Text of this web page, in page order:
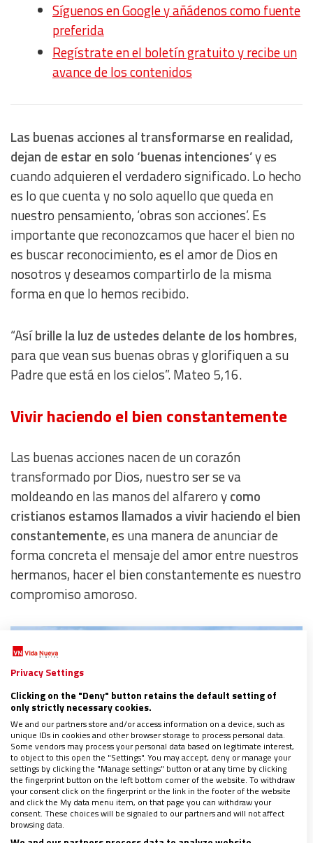
Síguenos en Google y añádenos como fuente
preferida
Regístrate en el boletín gratuito y recibe un
avance de los contenidos
Las buenas acciones al transformarse en realidad,
dejan de estar en solo ‘buenas intenciones’y es
cuando adquieren el verdadero significado. Lo hecho
es lo que cuenta y no solo aquello que queda en
nuestro pensamiento, ‘obras son acciones’. Es
importante que reconozcamos que hacer el bien no
es buscar reconocimiento, es el amor de Dios en
nosotros y deseamos compartirlo de la misma
forma en que lo hemos recibido.
“Asíbrille la luz de ustedes delante de los hombres,
para que vean sus buenas obras y glorifiquen a su
Padre que está en los cielos”. Mateo 5,16.
Vivir haciendo el bien constantemente
Las buenas acciones nacen de un corazón
transformado por Dios, nuestro ser se va
moldeando en las manos del alfarero ycomo
cristianos estamos llamados a vivir haciendo el bien
constantemente, es una manera de anunciar de
forma concreta el mensaje del amor entre nuestros
hermanos, hacer el bien constantemente es nuestro
compromiso amoroso.
Voluntariado en Doñana. Foto: EFE
“No nos cansemos de hacer el bien, porque a su
debido tiempo cosecharemos si no nos damos por
Privacy Settings
Clicking on the "Deny" button retains the default setting of
only strictly necessary cookies.
We and our partners store and/or access information on a device, such as
unique IDs in cookies and other browser storage to process personal data.
Some vendors may process your personal data based on legitimate interest,
to object to this open the "Settings". You may accept, deny or manage your
settings by clicking the "Manage settings" button or at any time by clicking
the fingerprint button on the left bottom corner of the website. To withdraw
your consent click on the fingerprint or the link in the footer of the website
and click the My data menu item, on that page you can withdraw your
consent. These choices will be signaled to our partners and will not affect
browsing data.